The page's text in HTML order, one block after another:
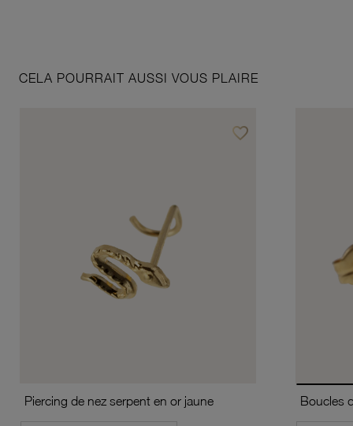
CELA POURRAIT AUSSI VOUS PLAIRE
favorite_borderAjouter à vos favoris
Piercing de nez serpent en or jaune